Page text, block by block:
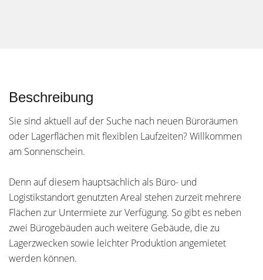
Beschreibung
Sie sind aktuell auf der Suche nach neuen Büroräumen
oder Lagerflächen mit flexiblen Laufzeiten? Willkommen
am Sonnenschein.
Denn auf diesem hauptsächlich als Büro- und
Logistikstandort genutzten Areal stehen zurzeit mehrere
Flächen zur Untermiete zur Verfügung. So gibt es neben
zwei Bürogebäuden auch weitere Gebäude, die zu
Lagerzwecken sowie leichter Produktion angemietet
werden können.